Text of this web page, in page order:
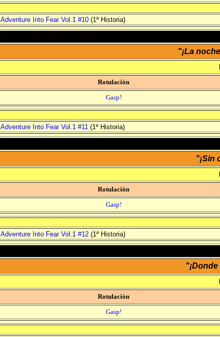
Adventure Into Fear Vol.1 #10(1ª Historia)
"¡La
Rotulación
Gasp!
Adventure Into Fear Vol.1 #11(1ª Historia)
"¡Sin
Rotulación
Gasp!
Adventure Into Fear Vol.1 #12(1ª Historia)
Rotulación
Gasp!